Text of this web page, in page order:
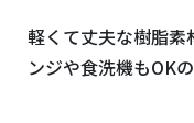
軽くて丈夫な樹脂
ンジや食洗機もOK